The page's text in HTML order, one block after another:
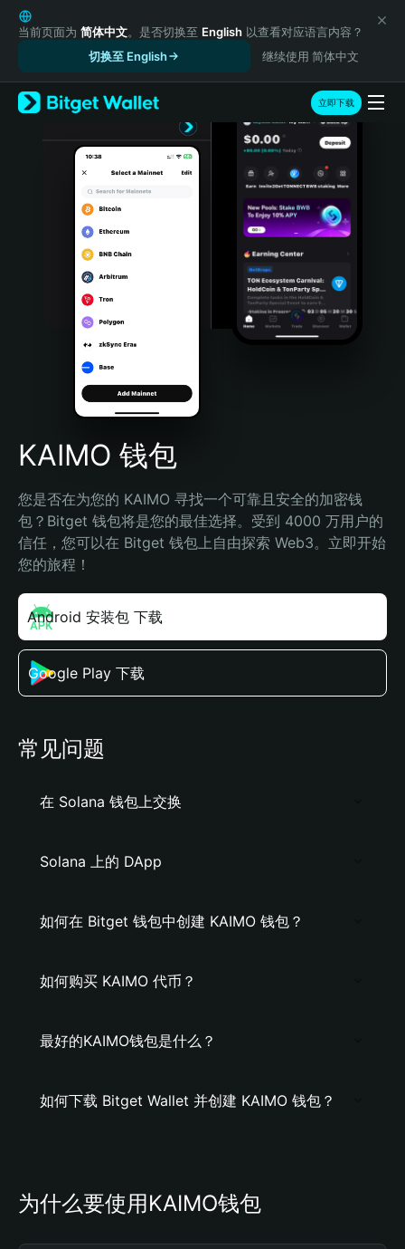
English
日本語
Русский
Español (Latinoamérica)
Türkçe
Português (Portugal)
Bahasa Indonesia
Português (Brasil)
Español (Argentina)
当前页面为 简体中文。是否切换至 English 以查看对应语言内容？
切换至 English
继续使用 简体中文
立即下载
KAIMO 钱包
您是否在为您的 KAIMO 寻找一个可靠且安全的加密钱
包？Bitget 钱包将是您的最佳选择。受到 4000 万用户的
信任，您可以在 Bitget 钱包上自由探索 Web3。立即开始
您的旅程！
Android 安装包 下载
Google Play 下载
常见问题
在 Solana 钱包上交换
Solana 上的 DApp
如何在 Bitget 钱包中创建 KAIMO 钱包？
如何购买 KAIMO 代币？
最好的KAIMO钱包是什么？
如何下载 Bitget Wallet 并创建 KAIMO 钱包？
为什么要使用KAIMO钱包